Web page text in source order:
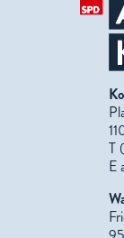
T
E